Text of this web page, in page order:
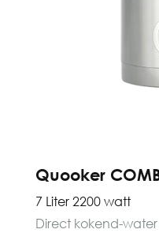
Quooker
7 Liter 2200 watt
Direct kokend-